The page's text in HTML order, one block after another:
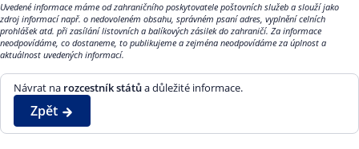
Uvedené informace máme od zahraničního poskytovatele poštovních služeb a slouží jako
zdroj informací např. o nedovoleném obsahu, správném psaní adres, vyplnění celních
prohlášek atd. při zasílání listovních a balíkových zásilek do zahraničí. Za informace
neodpovídáme, co dostaneme, to publikujeme a zejména neodpovídáme za úplnost a
aktuálnost uvedených informací.
Návrat na rozcestník státůa důležité informace.
Zpět